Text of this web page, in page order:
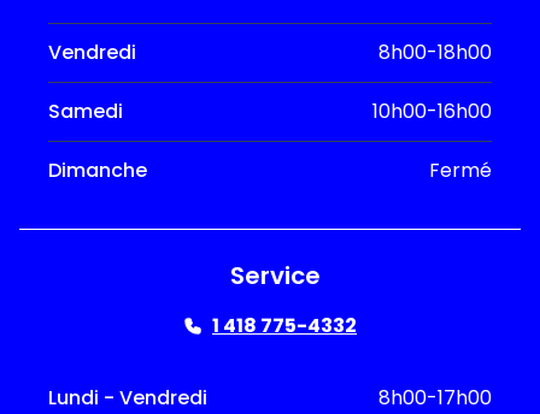
Vendredi 8h00-18h00
Samedi 10h00-16h00
Dimanche Fermé
Service
1 418 775-4332
Lundi - Vendredi 8h00-17h00